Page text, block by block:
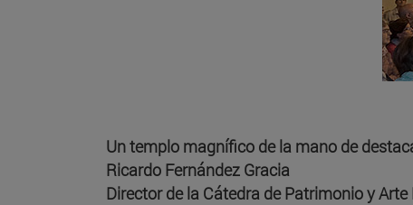
Un templo magnífico de la mano de
Ricardo Fernández Gracia
Director de la Cátedra de Patrimonio y